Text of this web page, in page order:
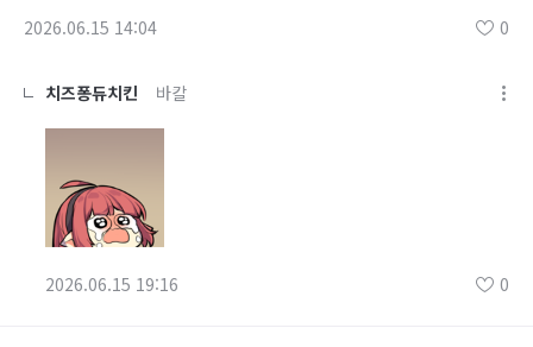
2026.06.15 14:04 0
치즈퐁듀치킨 바칼
2026.06.15 19:16 0